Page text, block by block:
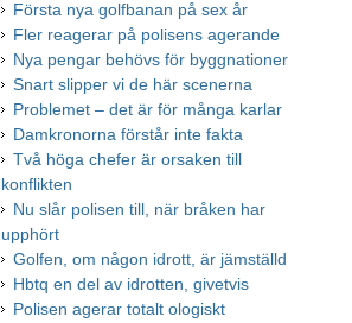
Första nya golfbanan på sex år
Fler reagerar på polisens agerande
Nya pengar behövs för byggnationer
Snart slipper vi de här scenerna
Problemet – det är för många karlar
Damkronorna förstår inte fakta
Två höga chefer är orsaken till
konflikten
Nu slår polisen till, när bråken har
upphört
Golfen, om någon idrott, är jämställd
Hbtq en del av idrotten, givetvis
Polisen agerar totalt ologiskt